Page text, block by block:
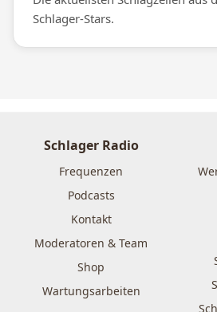
Schlager-Stars.
Schlager Radio
Frequenzen
Podcasts
Kontakt
Moderatoren & Team
Shop
Wartungsarbeiten